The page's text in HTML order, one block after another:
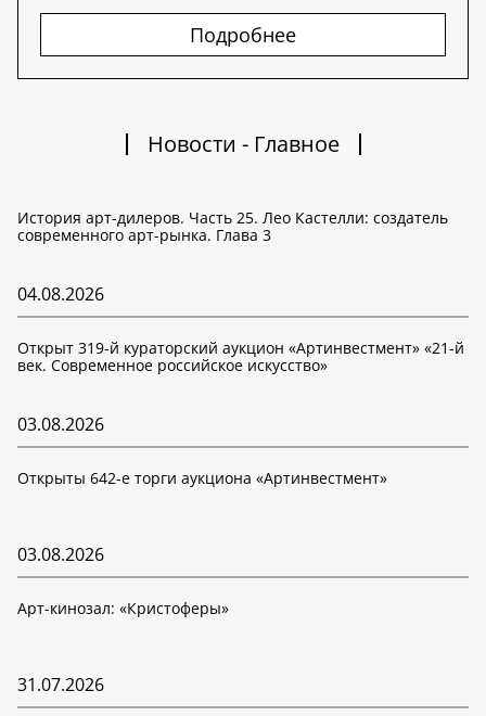
Подробнее
Новости - Главное
История арт-дилеров. Часть 25. Лео Кастелли: создатель
современного арт-рынка. Глава 3
04.08.2026
Открыт 319-й кураторский аукцион «Артинвестмент» «21-й
век. Современное российское искусство»
03.08.2026
Открыты 642-е торги аукциона «Артинвестмент»
03.08.2026
Арт-кинозал: «Кристоферы»
31.07.2026